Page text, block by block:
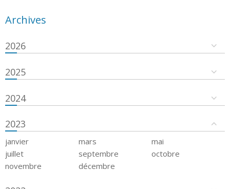
Archives
2026
2025
2024
2023
janvier mars
mai
juillet
septembre
octobre
novembre
décembre